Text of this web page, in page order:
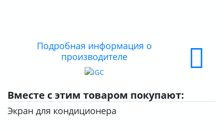
О КОМПАНИИ
Подробная информация о
производителе
Вместе с этим товаром покупают:
Экран для кондиционера